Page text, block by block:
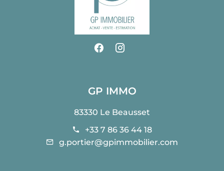
GP IMMO
83330 Le Beausset
+33 7 86 36 44 18
g.portier@gpimmobilier.com